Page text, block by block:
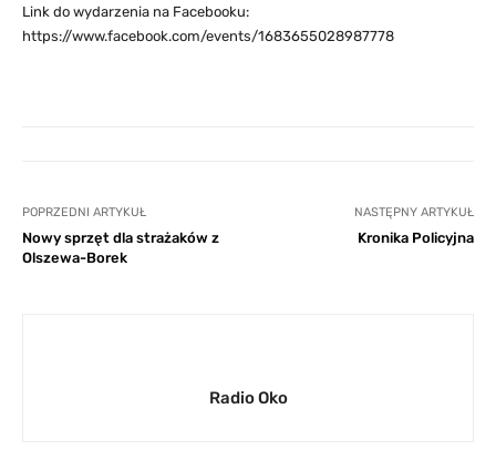
Link do wydarzenia na Facebooku:
https://www.facebook.com/events/1683655028987778
POPRZEDNI ARTYKUŁ
Nowy sprzęt dla strażaków z
Olszewa-Borek
NASTĘPNY ARTYKUŁ
Kronika Policyjna
Radio Oko